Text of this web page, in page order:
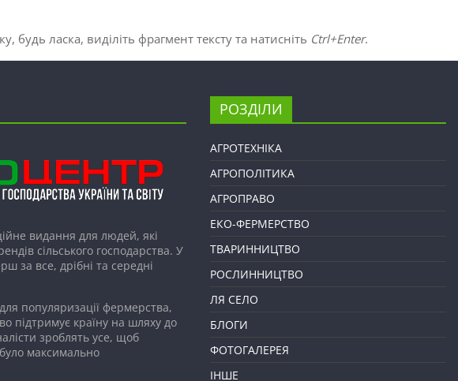
ласка, виділіть фрагмент тексту та натисніть Ctrl+Enter.
видання для людей, які
сільського господарства. У
за все, дрібні та середні
популяризації фермерства,
підтримує країну на шляху до
зроблять усе, щоб
максимально
РОЗДІЛИ
АГРОТЕХНІКА
АГРОПОЛІТИКА
АГРОПРАВО
ЕКО-ФЕРМЕРСТВО
ТВАРИННИЦТВО
РОСЛИННИЦТВО
ЛЯ СЕЛО
БЛОГИ
ФОТОГАЛЕРЕЯ
ІНШЕ